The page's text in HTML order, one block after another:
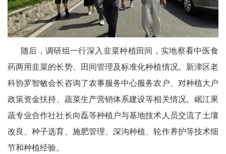
旅
府
文
学
随后，调研组一行深入韭菜种植田间，实地察看中医食
药两用韭菜的长势、田间管理及标准化种植情况。新津区老
科协罗智敏会长咨询了农事服务中心服务农户、对种植大户
政策资金扶持、蔬菜生产营销体系建设等相关情况。岷江果
蔬专业合作社社长向磊等种植户与基地技术人员交流了土壤
改良、种子选育、施肥管理、深沟种植、轮作养护等技术细
节和种植经验。